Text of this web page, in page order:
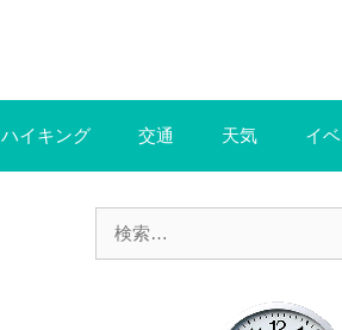
ハイキング 交通 天気 イ